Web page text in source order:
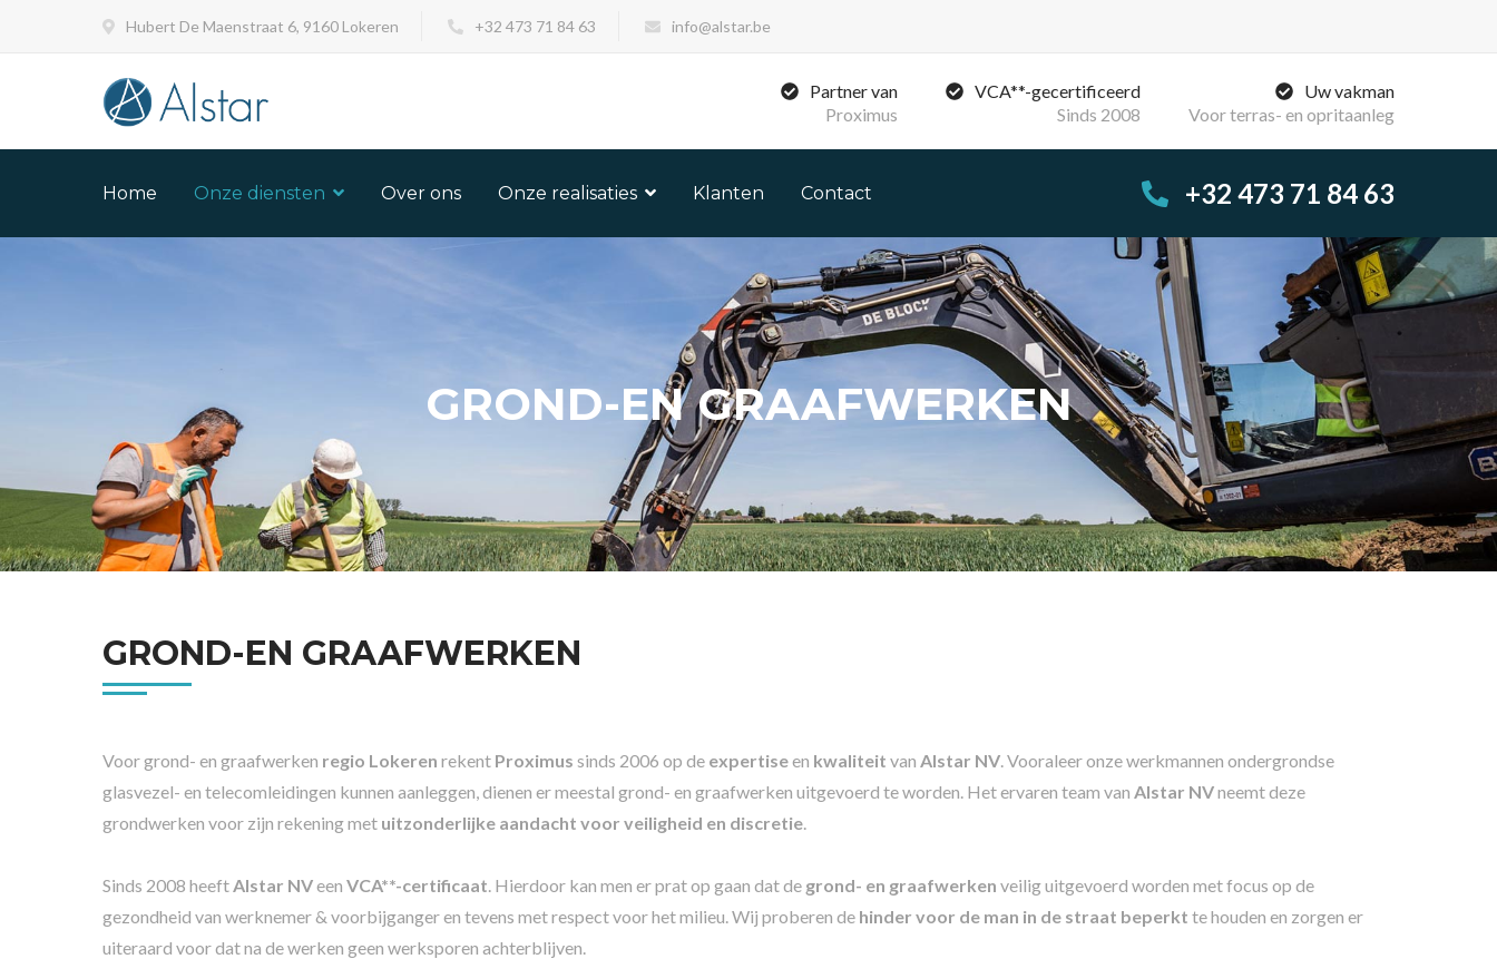
Hubert De Maenstraat 6, 9160 Lokeren +32 473 71 84 63 info@alstar.be
Partner van
Proximus
VCA**-gecertificeerd
Sinds 2008
Uw vakman
Voor terras- en opritaanleg
Home Onze diensten Over ons Onze realisaties Klanten Contact +32 473 71 84 63
GROND-EN GRAAFWERKEN
GROND-EN GRAAFWERKEN
Voor grond- en graafwerken regio Lokeren rekent Proximus sinds 2006 op de expertiseen kwaliteit van Alstar NV. Vooraleer onze werkmannen ondergrondse
glasvezel- en telecomleidingen kunnen aanleggen, dienen er meestal grond- en graafwerken uitgevoerd te worden. Het ervaren team van Alstar NVneemt deze
grondwerken voor zijn rekening met uitzonderlijke aandacht voor veiligheid en discretie.
Sinds 2008 heeftAlstar NVeen VCA**-certificaat. Hierdoor kan men er prat op gaan dat de grond- en graafwerken veilig uitgevoerd worden met focus op de
gezondheid van werknemer & voorbijganger en tevens met respect voor het milieu. Wij proberen de hinder voor de man in de straat beperkt te houden en zorgen er
uiteraard voor dat na de werken geen werksporen achterblijven.